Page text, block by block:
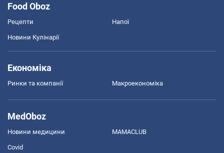
Food Oboz
Рецепти Напої
Новини Кулінарії
Економіка
Ринки та компанії Макроекономіка
MedOboz
Новини медицини MAMACLUB
Covid